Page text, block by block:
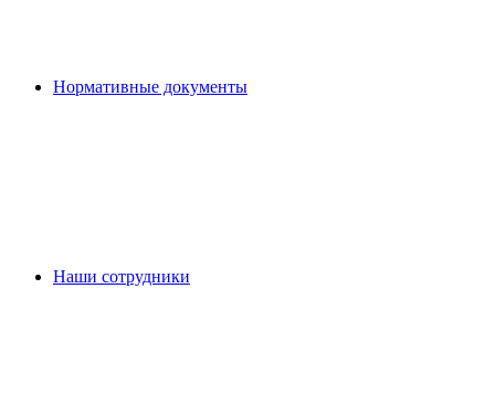
Нормативные документы
Наши сотрудники